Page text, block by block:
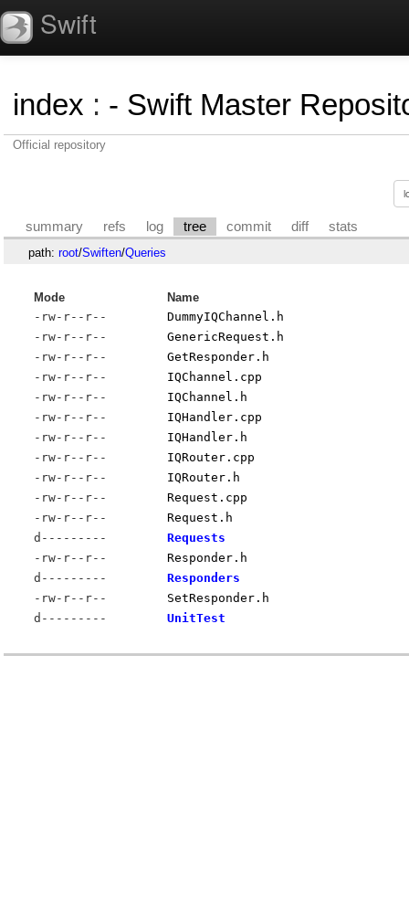
Swift
index : - Swift Master
Official repository
summary refs log tree commit diff stats
path: root/Swiften/Queries
Mode
Name
-rw-r--r--
DummyIQChannel.h
-rw-r--r--
GenericRequest.h
-rw-r--r--
GetResponder.h
-rw-r--r--
IQChannel.cpp
-rw-r--r--
IQChannel.h
-rw-r--r--
IQHandler.cpp
-rw-r--r--
IQHandler.h
-rw-r--r--
IQRouter.cpp
-rw-r--r--
IQRouter.h
-rw-r--r--
Request.cpp
-rw-r--r--
Request.h
d---------
Requests
-rw-r--r--
Responder.h
d---------
Responders
-rw-r--r--
SetResponder.h
d---------
UnitTest